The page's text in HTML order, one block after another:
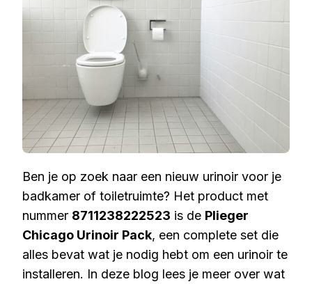
Ben je op zoek naar een nieuw urinoir voor je
badkamer of toiletruimte? Het product met
nummer 8711238222523 is de Plieger
Chicago Urinoir Pack, een complete set die
alles bevat wat je nodig hebt om een urinoir te
installeren. In deze blog lees je meer over wat